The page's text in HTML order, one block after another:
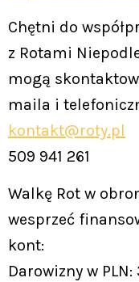
Chętni do
z Rotami
mogą
maila i
kontakt@roty.pl
509 941 261
Walkę Rot w
wesprzeć
kont:
Darowizny w